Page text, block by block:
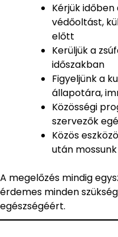
Kérjük
védőoltást,
előtt
Kerüljük a
időszakban
Figyeljünk a
állapotára,
Közösségi
szervezők
Közös
után
A megelőzés mindig
érdemes minden
egészségéért.